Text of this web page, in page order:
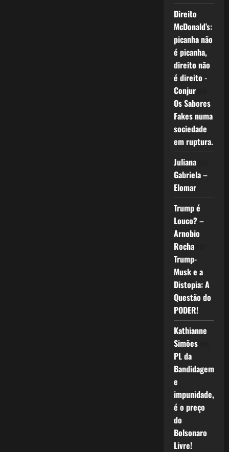
Direito
McDonald’s:
picanha não
é picanha,
direito não
é direito -
Conjurem
Os Sabores
Fakes numa
sociedade
em ruptura.
Julianaem
Gabriela –
Elomar
Trump é
Louco? –
Arnobio
Rochaem
Trump-
Musk e a
Distopia: A
Questão do
PODER!
Kathianne
Simõesem
PL da
Bandidagem
e
impunidade,
é o preço
do
Bolsonaro
Livre!